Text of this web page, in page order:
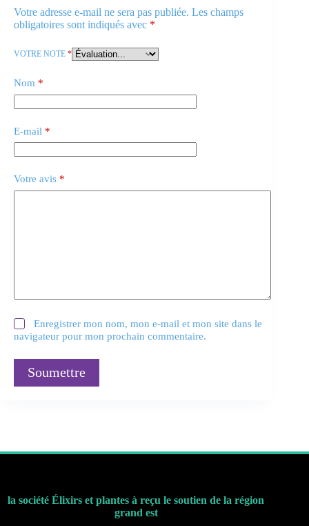
Votre adresse e-mail ne sera pas publiée. Les champs
obligatoires sont indiqués avec *
VOTRE NOTE *
Nom *
E-mail *
Votre avis *
Enregistrer mon nom, mon e-mail et mon site dans le
navigateur pour mon prochain commentaire.
Soumettre
la société Élixirs et plantes à reçu le soutien de la région
grand est